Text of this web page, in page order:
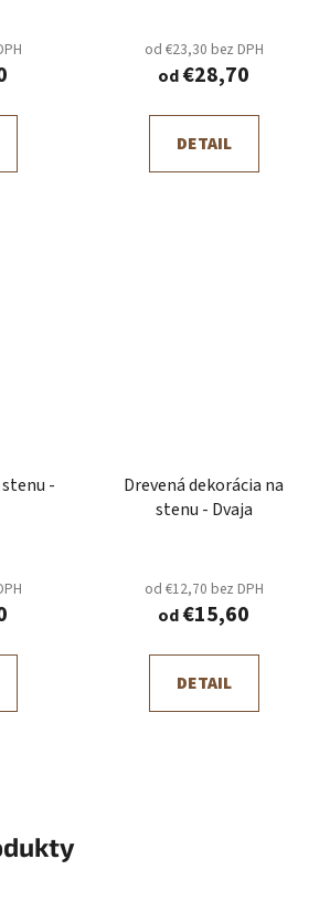
od €23,30 bez DPH
od€28,70
DETAIL
-
Drevená dekorácia na
stenu - Dvaja
od €12,70 bez DPH
od€15,60
DETAIL